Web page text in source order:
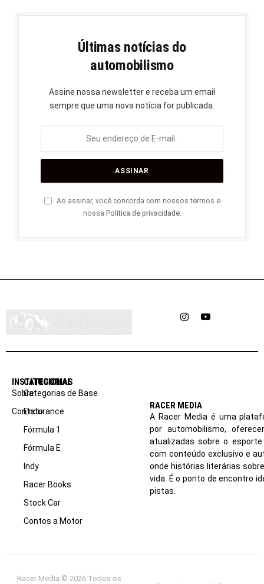
Últimas notícias do
automobilismo
Assine nossa newsletter e receba um email
sempre que uma nova notícia for publicada.
Ao assinar, você concorda com nossos termos e
nossa Política de privacidade.
InstagramYouTube
INSTITUCIONAL
Sobre
Contato
CATEGORIAS
Categorias de Base
Endurance
Fórmula 1
Fórmula E
Indy
Racer Books
Stock Car
Contos a Motor
RACER MEDIA
A Racer Media é uma
por automobilismo,
atualizadas sobre o
com conteúdo exclusivo e
onde histórias literárias
vida. É o ponto de encontro
pistas.
Racer Media © 2026 Todos os